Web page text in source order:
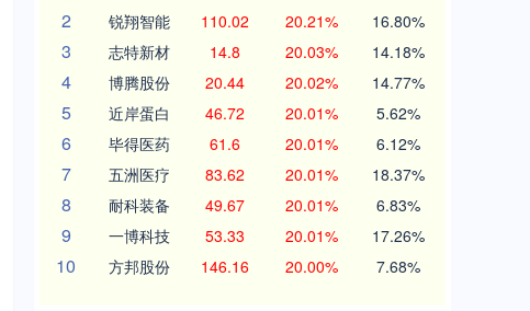
2 锐翔智能 110.02 20.21% 16.80%
3 志特新材 14.8 20.03% 14.18%
4 博腾股份 20.44 20.02% 14.77%
5 近岸蛋白 46.72 20.01% 5.62%
6 毕得医药 61.6 20.01% 6.12%
7 五洲医疗 83.62 20.01% 18.37%
8 耐科装备 49.67 20.01% 6.83%
9 一博科技 53.33 20.01% 17.26%
10 方邦股份 146.16 20.00% 7.68%